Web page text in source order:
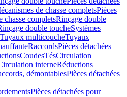
de chasse completsPièces
chasse completsRinçage double
double toucheSystèmes
Tuyaux multicoucheTuyaux
RaccordsPièces détachées
CoudesTésCirculation
interneRéductions
démontablesPièces détachées
Pièces détachées pour